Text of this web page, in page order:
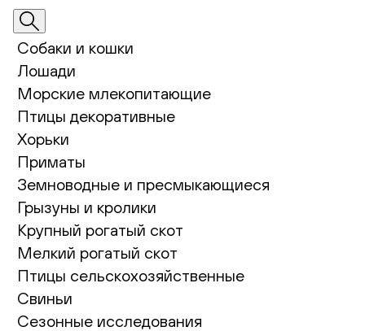
Собаки и кошки
Лошади
Морские млекопитающие
Птицы декоративные
Хорьки
Приматы
Земноводные и пресмыкающиеся
Грызуны и кролики
Крупный рогатый скот
Мелкий рогатый скот
Птицы сельскохозяйственные
Свиньи
Сезонные исследования